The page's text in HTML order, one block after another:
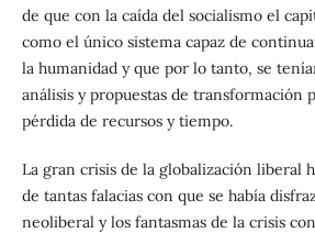
de que con la caída del socialismo el
como el único sistema capaz de
la humanidad y que por lo tanto, se
análisis y propuestas de transformación
pérdida de recursos y tiempo.
La gran crisis de la globalización liberal
de tantas falacias con que se había
neoliberal y los fantasmas de la crisis